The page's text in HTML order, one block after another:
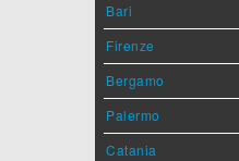
Bari
Firenze
Bergamo
Palermo
Catania